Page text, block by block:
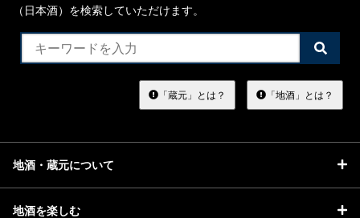
（日本酒）を検索していただけます。
検
索
る
「蔵元」とは？ 「地酒」とは？
地酒・蔵元について
地酒を楽しむ